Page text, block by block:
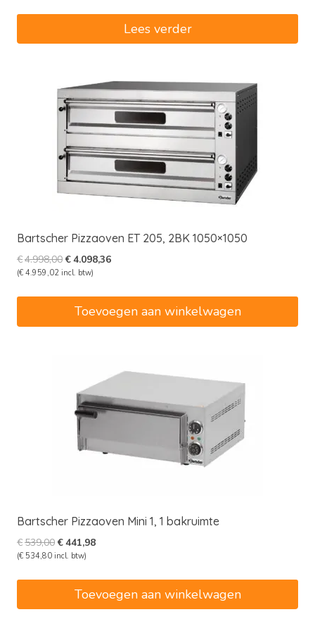
€2.376,36.
Lees verder
Bartscher Pizzaoven ET 205, 2BK 1050×1050
€4.998,00Oorspronkelijke
prijs
€4.998,00.
€4.098,36Huidige
(€ 4.959,02 incl. btw)
Toevoegen aan winkelwagen
Bartscher Pizzaoven Mini 1, 1 bakruimte
€539,00Oorspronkelijke
prijs
€441,98Huidige
(€ 534,80 incl. btw)
Toevoegen aan winkelwagen